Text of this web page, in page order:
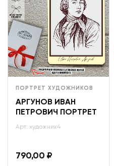
ПОРТРЕТ ХУДОЖНИКОВ
АРГУНОВ ИВАН
ПЕТРОВИЧ ПОРТРЕТ
Арт: художник4
790,00 ₽